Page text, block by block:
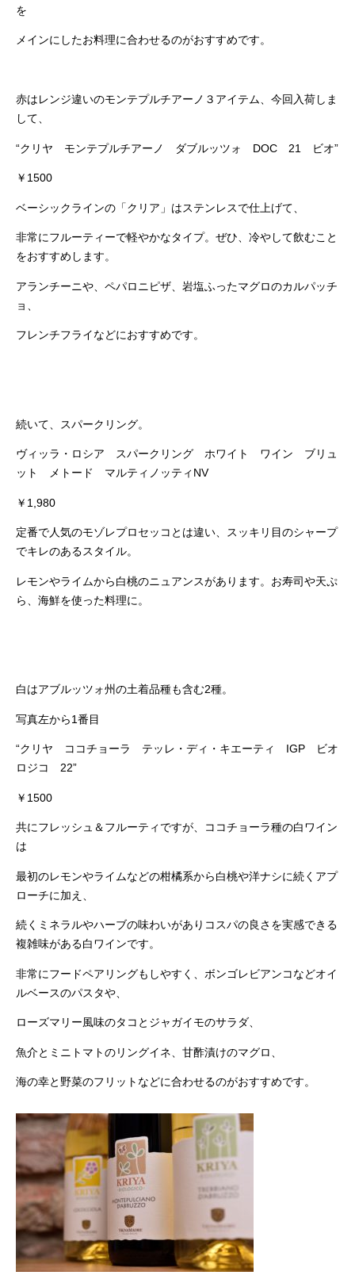
を
メインにしたお料理に合わせるのがおすすめです。
赤はレンジ違いのモンテプルチアーノ３アイテム、今回入荷しま
して、
“クリヤ モンテプルチアーノ ダブルッツォ DOC 21 ビオ”
￥1500
ベーシックラインの「クリア」はステンレスで仕上げて、
非常にフルーティーで軽やかなタイプ。ぜひ、冷やして飲むこと
をおすすめします。
アランチーニや、ペパロニピザ、岩塩ふったマグロのカルパッチ
ョ、
フレンチフライなどにおすすめです。
続いて、スパークリング。
ヴィッラ・ロシア スパークリング ホワイト ワイン ブリュ
ット メトード マルティノッティNV
￥1,980
定番で人気のモゾレプロセッコとは違い、スッキリ目のシャープ
でキレのあるスタイル。
レモンやライムから白桃のニュアンスがあります。お寿司や天ぷ
ら、海鮮を使った料理に。
白はアブルッツォ州の土着品種も含む2種。
写真左から1番目
“クリヤ ココチョーラ テッレ・ディ・キエーティ IGP ビオ
ロジコ 22”
￥1500
共にフレッシュ＆フルーティですが、ココチョーラ種の白ワイン
は
最初のレモンやライムなどの柑橘系から白桃や洋ナシに続くアプ
ローチに加え、
続くミネラルやハーブの味わいがありコスパの良さを実感できる
複雑味がある白ワインです。
非常にフードペアリングもしやすく、ボンゴレビアンコなどオイ
ルベースのパスタや、
ローズマリー風味のタコとジャガイモのサラダ、
魚介とミニトマトのリングイネ、甘酢漬けのマグロ、
海の幸と野菜のフリットなどに合わせるのがおすすめです。